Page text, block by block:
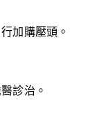
加購壓頭。
診治。